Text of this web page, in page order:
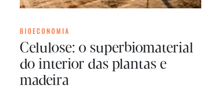
BIOECONOMIA
Celulose: o superbiomaterial
do interior das plantas e
madeira